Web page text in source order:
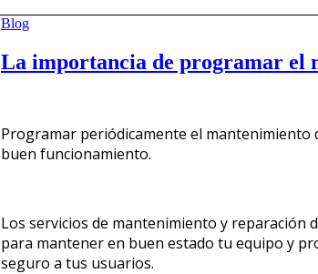
Blog
La importancia de programar el
Programar periódicamente el mantenimiento
buen funcionamiento.
Los servicios de mantenimiento y reparación
para mantener en buen estado tu equipo y
seguro a tus usuarios.